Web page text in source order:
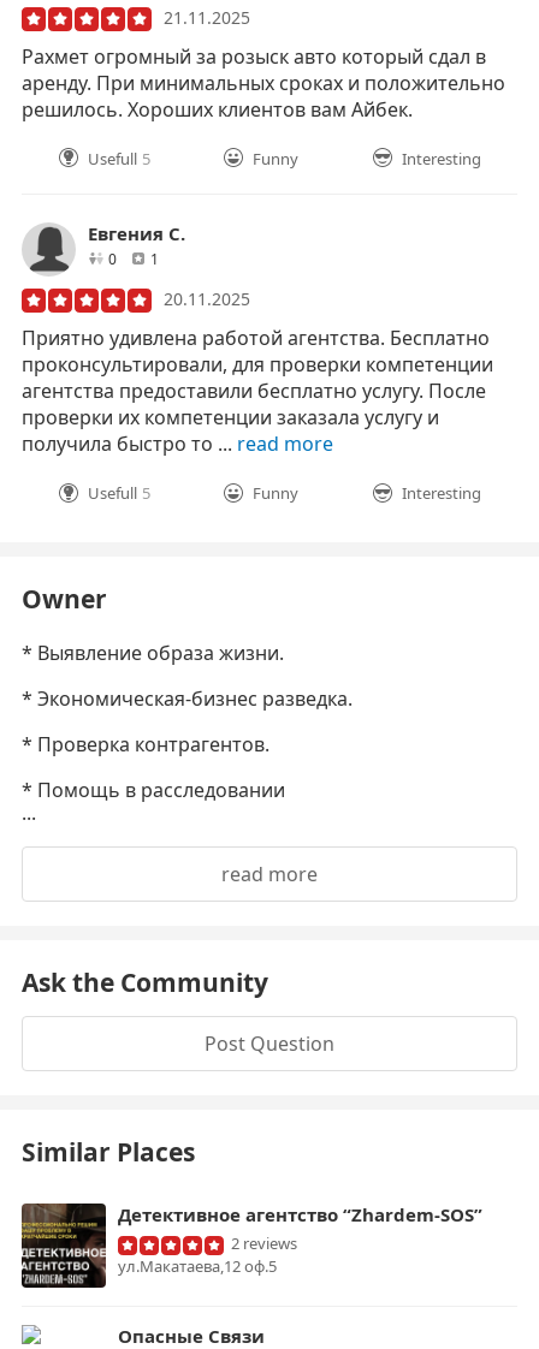
21.11.2025
Рахмет огромный за розыск авто который сдал в
аренду. При минимальных сроках и положительно
решилось. Хороших клиентов вам Айбек.
Usefull 5 Funny Interesting
Евгения С.
0друзей1
20.11.2025
Приятно удивлена работой агентства. Бесплатно
проконсультировали, для проверки компетенции
агентства предоставили бесплатно услугу. После
проверки их компетенции заказала услугу и
получила быстро то ... read more
Usefull 5 Funny Interesting
Owner
* Выявление образа жизни.
* Экономическая-бизнес разведка.
* Проверка контрагентов.
* Помощь в расследовании
...
read more
Ask the Community
Post Question
Similar Places
Детективное агентство “Zhardem-SOS”
2 reviews
ул.Макатаева,12 оф.5
Опасные Связи